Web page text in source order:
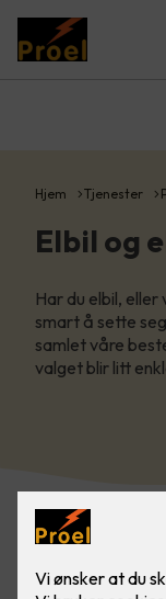
Hjem Tjenester
Elbil og
Har du elbil,
smart å sette
samlet våre
valget blir litt